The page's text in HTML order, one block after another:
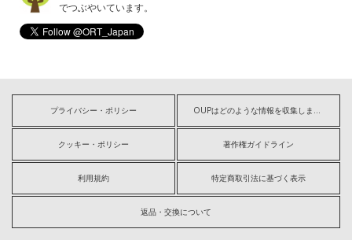
でつぶやいています。
プライバシー・ポリシー OUPはどのような情報を収集しますか?
クッキー・ポリシー 著作権ガイドライン
利用規約 特定商取引法に基づく表示
返品・交換について